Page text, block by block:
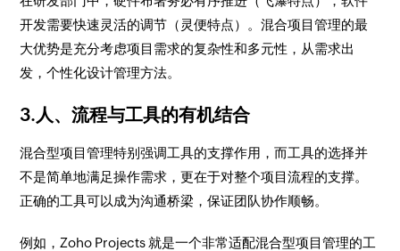
开发需要快速灵活的调节（灵便特点）。混合项目管理的最
大优势是充分考虑项目需求的复杂性和多元性，从需求出
发，个性化设计管理方法。
3.人、流程与工具的有机结合
混合型项目管理特别强调工具的支撑作用，而工具的选择并
不是简单地满足操作需求，更在于对整个项目流程的支撑。
正确的工具可以成为沟通桥梁，保证团队协作顺畅。
例如，Zoho Projects 就是一个非常适配混合型项目管理的工